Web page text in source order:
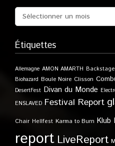
Étiquettes
Allemagne AMON AMARTH
Biohazard Boule Noire Clisson
DesertFest Divan du Monde
ENSLAVED Festival Report
Chair Hellfest Karma to Burn Klub
report LiveReport